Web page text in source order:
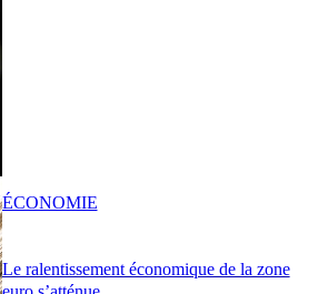
Le ralentissement économique de la zone
ÉCONOMIE